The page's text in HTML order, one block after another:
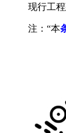
现行工
注：“本